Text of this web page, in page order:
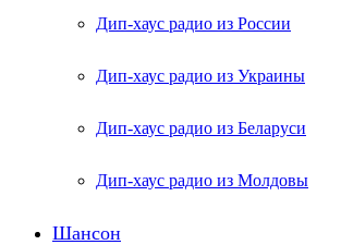
Дип-хаус радио из России
Дип-хаус радио из Украины
Дип-хаус радио из Беларуси
Дип-хаус радио из Молдовы
Шансон